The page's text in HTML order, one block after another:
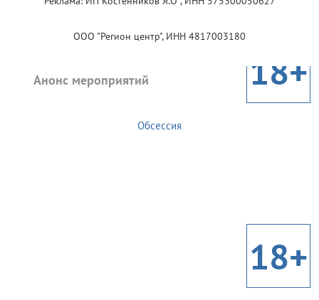
ООО "Регион центр", ИНН 4817003180
Анонс мероприятий 18+
Обсессия
18+